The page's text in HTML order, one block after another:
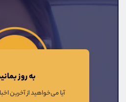
به روز
آیا می‌خواهید از آخرین